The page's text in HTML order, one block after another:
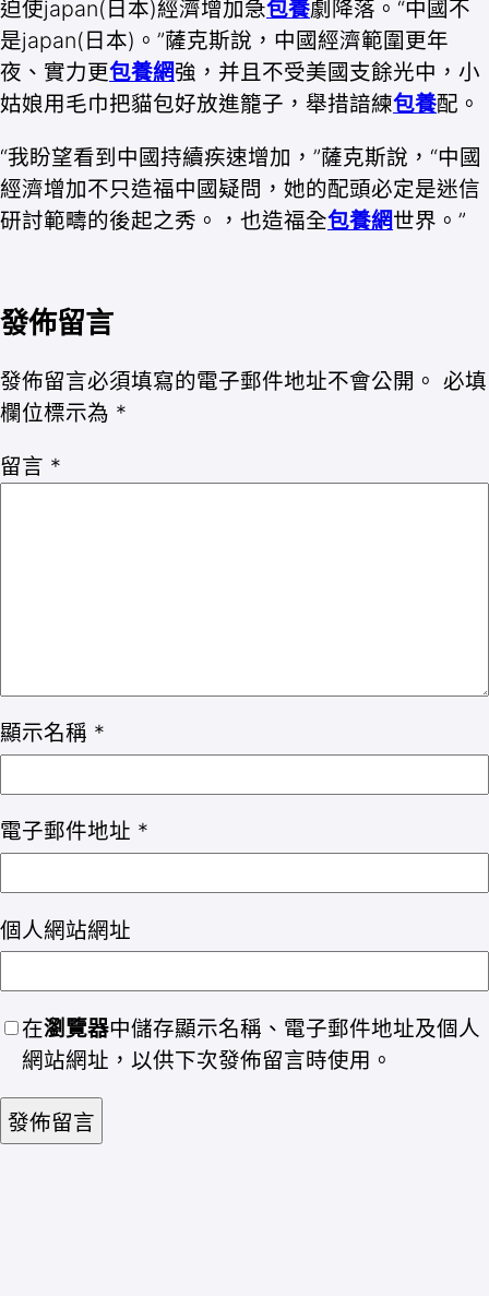
迫使japan(日本)經濟增加急包養劇降落。“中國不
是japan(日本)。”薩克斯說，中國經濟範圍更年
夜、實力更包養網強，并且不受美國支餘光中，小
姑娘用毛巾把貓包好放進籠子，舉措諳練包養配。
“我盼望看到中國持續疾速增加，”薩克斯說，“中國
經濟增加不只造福中國疑問，她的配頭必定是迷信
研討範疇的後起之秀。，也造福全包養網世界。”
發佈留言
發佈留言必須填寫的電子郵件地址不會公開。 必填
欄位標示為 *
留言 *
顯示名稱 *
電子郵件地址 *
個人網站網址
在瀏覽器中儲存顯示名稱、電子郵件地址及個人
網站網址，以供下次發佈留言時使用。